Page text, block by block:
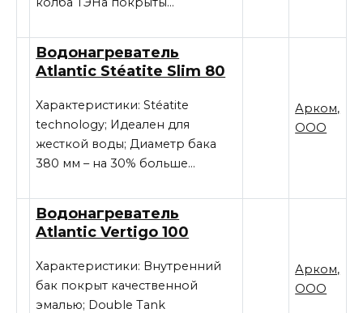
Водонагреватель
Atlantic Stéatite Slim 80
Характеристики: Stéatite
technology; Идеален для
жесткой воды; Диаметр бака
380 мм – на 30% больше…
Арком,
ООО
Водонагреватель
Atlantic Vertigo 100
Характеристики: Внутренний
бак покрыт качественной
эмалью; Double Tank
Арком,
ООО